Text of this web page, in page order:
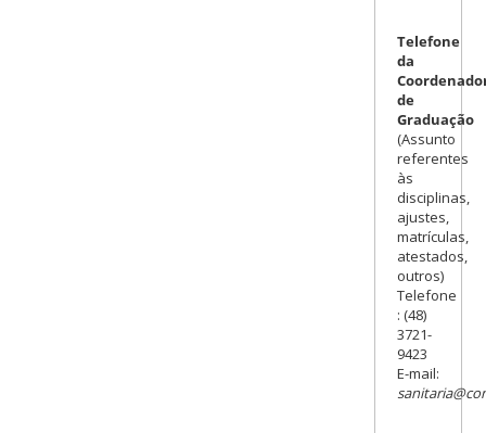
Telefone
da
de
Graduação
(Assunto
referentes
às
disciplinas,
ajustes,
matrículas,
atestados,
outros)
Telefone
: (48)
3721-
9423
E-mail: